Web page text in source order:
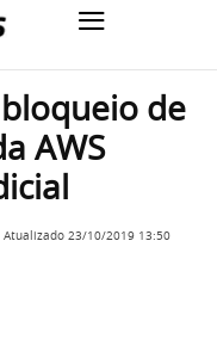
de
AWS
Atualizado 23/10/2019 13:50